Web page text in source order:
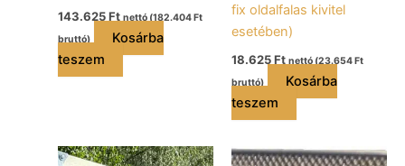
143.625Ft nettó (182.404Ft
bruttó)
Kosárba
teszem
fix oldalfalas kivitel
esetében)
18.625Ft nettó (23.654Ft
bruttó)
Kosárba
teszem